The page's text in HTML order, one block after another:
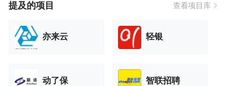
提及的项目 查看项目库
亦来云 轻银
动了保 智联招聘